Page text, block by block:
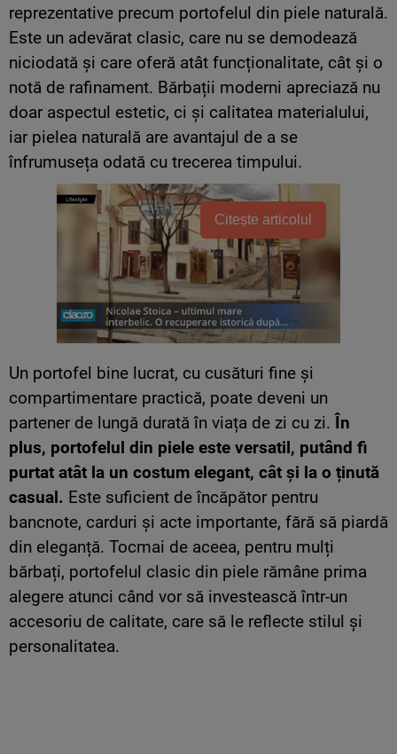
reprezentative precum portofelul din piele naturală.
Este un adevărat clasic, care nu se demodează
niciodată și care oferă atât funcționalitate, cât și o
notă de rafinament. Bărbații moderni apreciază nu
doar aspectul estetic, ci și calitatea materialului,
iar pielea naturală are avantajul de a se
înfrumuseța odată cu trecerea timpului.
Citește articolul
Un portofel bine lucrat, cu cusături fine și
compartimentare practică, poate deveni un
partener de lungă durată în viața de zi cu zi. În
plus, portofelul din piele este versatil, putând fi
purtat atât la un costum elegant, cât și la o ținută
casual. Este suficient de încăpător pentru
bancnote, carduri și acte importante, fără să piardă
din eleganță. Tocmai de aceea, pentru mulți
bărbați, portofelul clasic din piele rămâne prima
alegere atunci când vor să investească într-un
accesoriu de calitate, care să le reflecte stilul și
personalitatea.